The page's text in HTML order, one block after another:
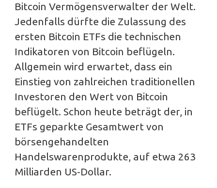
Bitcoin Vermögensverwalter der Welt.
Jedenfalls dürfte die Zulassung des
ersten Bitcoin ETFs die technischen
Indikatoren von Bitcoin beflügeln.
Allgemein wird erwartet, dass ein
Einstieg von zahlreichen traditionellen
Investoren den Wert von Bitcoin
beflügelt. Schon heute beträgt der, in
ETFs geparkte Gesamtwert von
börsengehandelten
Handelswarenprodukte, auf etwa 263
Milliarden US-Dollar.